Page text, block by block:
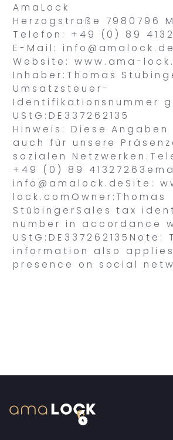
AmaLock
Herzogstraße 7980796
Telefon: +49 (0) 89
E-Mail: info@amalock.de
Website: www.ama-
Inhaber:Thomas
Umsatzsteuer-
Identifikationsnummer
UStG:DE337262135
Hinweis: Diese
auch für unsere
sozialen
+49 (0) 89
info@amalock.deSite:
lock.comOwner:Thomas
StübingerSales tax
number in accordance
UStG:DE337262135Note:
information also
presence on social